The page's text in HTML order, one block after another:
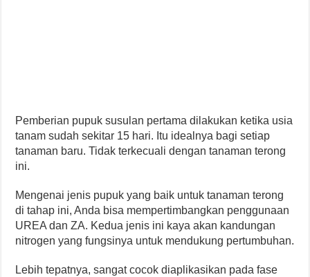
Pemberian pupuk susulan pertama dilakukan ketika usia
tanam sudah sekitar 15 hari. Itu idealnya bagi setiap
tanaman baru. Tidak terkecuali dengan tanaman terong
ini.
Mengenai jenis pupuk yang baik untuk tanaman terong
di tahap ini, Anda bisa mempertimbangkan penggunaan
UREA dan ZA. Kedua jenis ini kaya akan kandungan
nitrogen yang fungsinya untuk mendukung pertumbuhan.
Lebih tepatnya, sangat cocok diaplikasikan pada fase